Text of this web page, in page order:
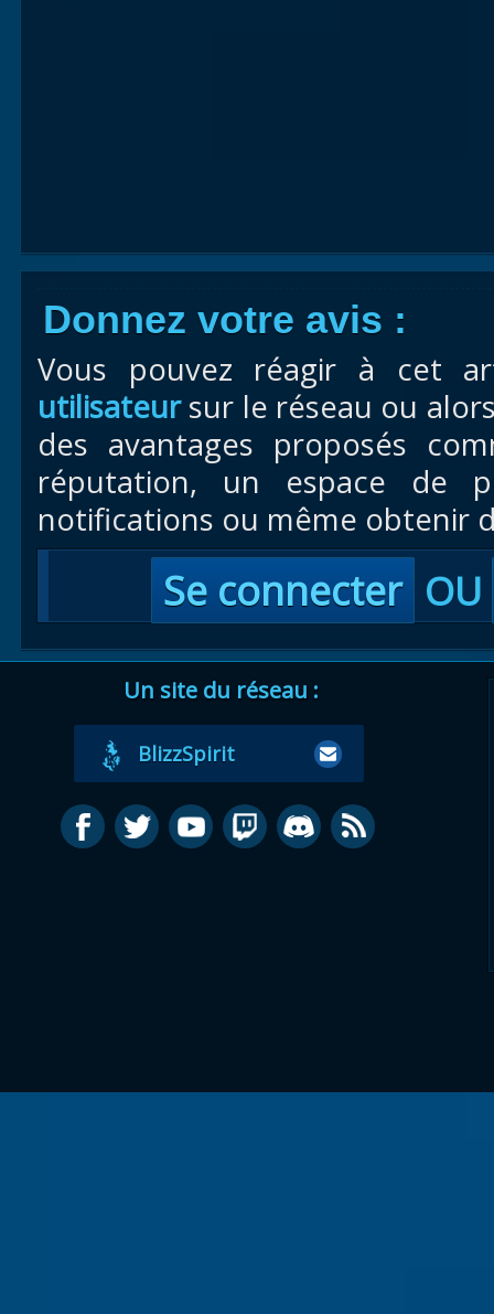
Donnez votre avis :
Vous pouvez réagir à cet
utilisateursur le réseau ou
des avantages proposés
réputation, un espace de
notifications ou même obtenir
Se connecter OU
Un site du réseau :
BlizzSpirit